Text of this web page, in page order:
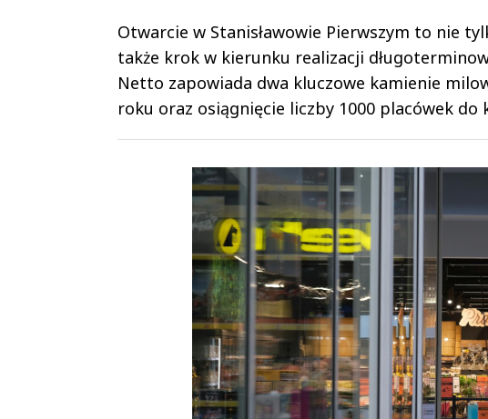
Otwarcie w Stanisławowie Pierwszym to nie
także krok w kierunku realizacji
Netto zapowiada dwa kluczowe kamienie
roku oraz osiągnięcie liczby 1000 placówek do